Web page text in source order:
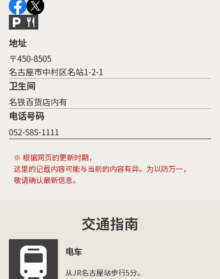
地址
〒450-8505
名古屋市中村区名站1-2-1
卫生间
名铁百货店内有
电话号码
052-585-1111
※ 根据网页的更新时期，
这里的记载内容可能与当前的内容有异。为以防万一，
敬请确认最新信息。
交通指南
电车
从JR名古屋站步行5分。